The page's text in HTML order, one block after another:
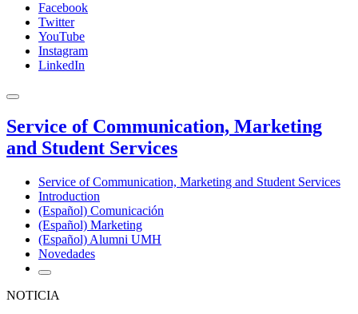
Facebook
Twitter
YouTube
Instagram
LinkedIn
Service of Communication, Marketing
and Student Services
Service of Communication, Marketing and Student Services
Introduction
(Español) Comunicación
(Español) Marketing
(Español) Alumni UMH
Novedades
NOTICIA